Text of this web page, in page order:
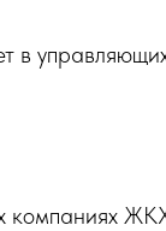
в
компаниях